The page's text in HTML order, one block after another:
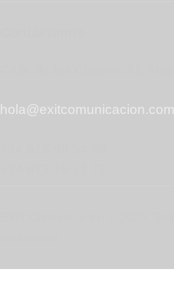
hola@exitcomunicacion.com